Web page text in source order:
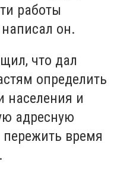
работы
он.
что дал
определить
населения и
адресную
время